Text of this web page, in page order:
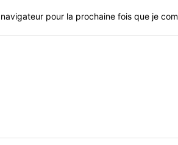
pour la prochaine fois que je